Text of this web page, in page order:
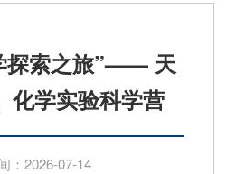
探索之旅”—— 天
化学实验科学营
：2026-07-14